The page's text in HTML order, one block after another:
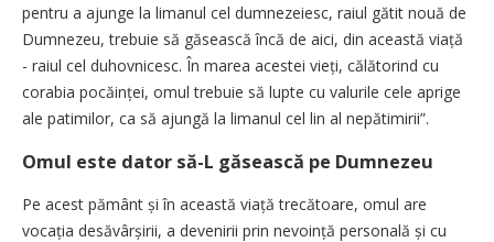
pentru a ajunge la limanul cel dumnezeiesc, raiul gătit nouă de
Dumnezeu, trebuie să găsească încă de aici, din această viață
- raiul cel duhovnicesc. În marea acestei vieți, călătorind cu
corabia pocăinței, omul trebuie să lupte cu valurile cele aprige
ale patimilor, ca să ajungă la limanul cel lin al nepătimirii”.
Omul este dator să-L găsească pe Dumnezeu
Pe acest pământ și în această viață trecătoare, omul are
vocația desăvârșirii, a devenirii prin nevoință personală și cu